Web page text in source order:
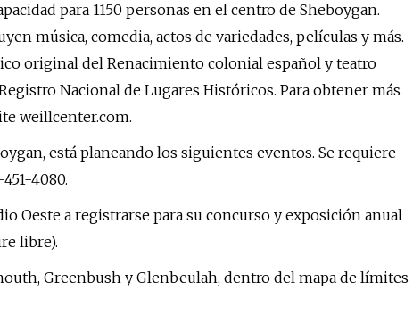
para 1150 personas en el centro de Sheboygan.
música, comedia, actos de variedades, películas y más.
original del Renacimiento colonial español y teatro
Nacional de Lugares Históricos. Para obtener más
weillcenter.com.
está planeando los siguientes eventos. Se requiere
4080.
Oeste a registrarse para su concurso y exposición anual
libre).
Greenbush y Glenbeulah, dentro del mapa de límites